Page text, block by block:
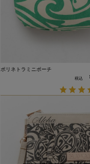
ポリネトラミニポーチ